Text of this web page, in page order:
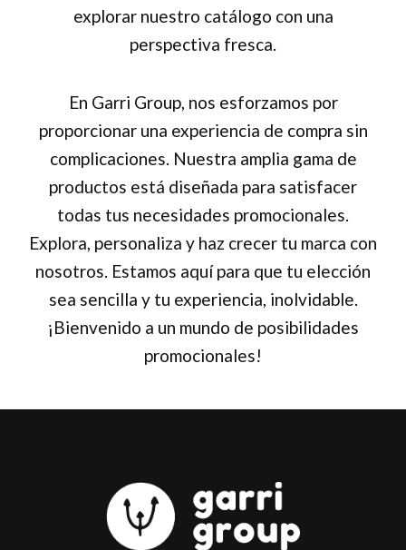
explorar nuestro catálogo con una
perspectiva fresca.
En Garri Group, nos esforzamos por
proporcionar una experiencia de compra sin
complicaciones. Nuestra amplia gama de
productos está diseñada para satisfacer
todas tus necesidades promocionales.
Explora, personaliza y haz crecer tu marca con
nosotros. Estamos aquí para que tu elección
sea sencilla y tu experiencia, inolvidable.
¡Bienvenido a un mundo de posibilidades
promocionales!